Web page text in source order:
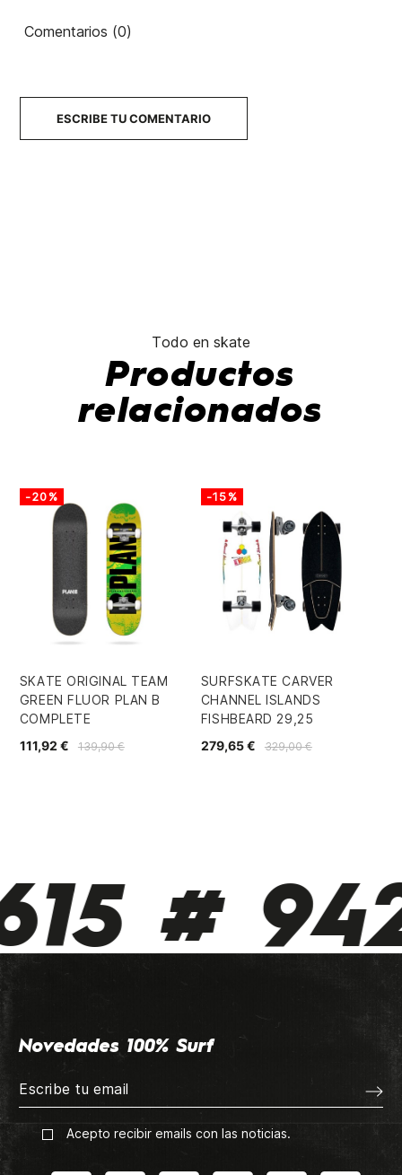
Comentarios (0)
ESCRIBE TU COMENTARIO
Todo en skate
Productos
relacionados
SKATE ORIGINAL TEAM
GREEN FLUOR PLAN B
COMPLETE
139,90 €
111,92 €
-20%
SURFSKATE CARVER
CHANNEL ISLANDS
FISHBEARD 29,25
329,00 €
279,65 €
-15%
#
Novedades 100% Surf
Acepto recibir emails con las noticias.